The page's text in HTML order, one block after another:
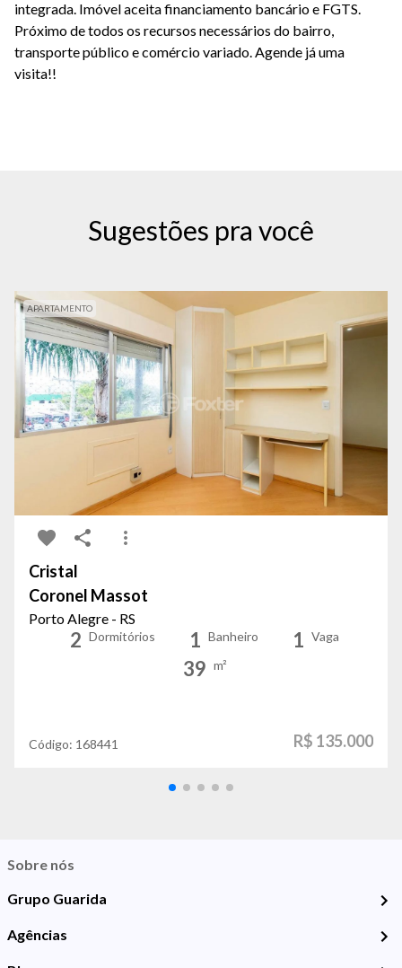
integrada. Imóvel aceita financiamento bancário e FGTS.
Próximo de todos os recursos necessários do bairro,
transporte público e comércio variado. Agende já uma
visita!!
Sugestões pra você
APARTAMENTO
Cristal
Coronel Massot
Porto Alegre - RS
2 Dormitórios 1 Banheiro 1 Vaga
39 m²
Código: 168441 R$ 135.000
Sobre nós
Grupo Guarida
Agências